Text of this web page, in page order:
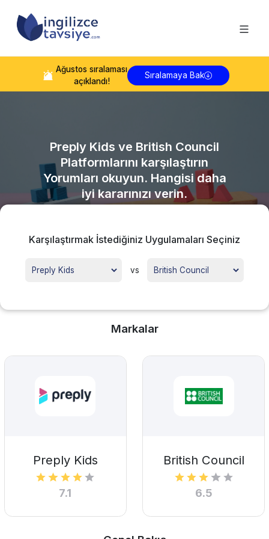
Ağustos sıralaması
açıklandı!
Sıralamaya Bak
Preply Kids ve British Council
Platformlarını karşılaştırın
Yorumları okuyun. Hangisi daha
iyi kararınızı verin.
Karşılaştırmak İstediğiniz Uygulamaları Seçiniz
vs
Markalar
Preply Kids
7.1
British Council
6.5